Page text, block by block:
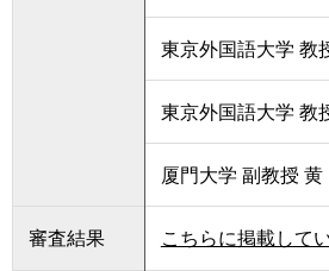
東京外国語大学
東京外国語大学
厦門大学 副教授
審査結果 こちらに掲載してい